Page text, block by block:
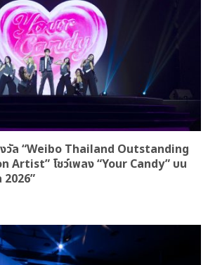
งวัล “Weibo Thailand Outstanding
Artist” โชว์เพลง “Your Candy” บน
2026”